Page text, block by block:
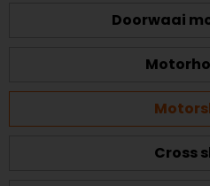
Doorwaai
Cross